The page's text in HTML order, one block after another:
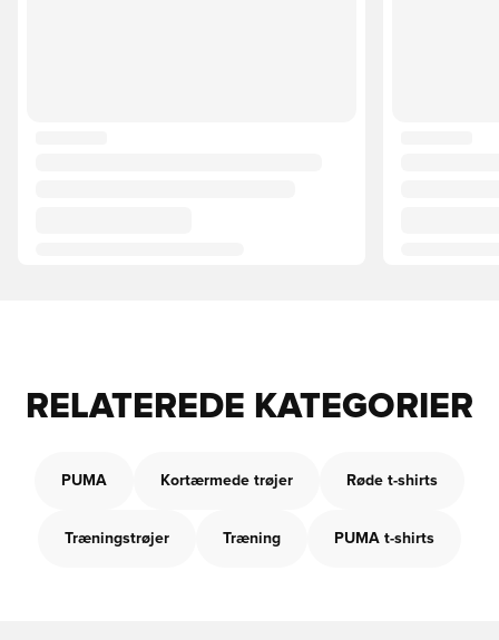
RELATEREDE KATEGORIER
PUMA Kortærmede trøjer Røde t-shirts
Træningstrøjer Træning PUMA t-shirts